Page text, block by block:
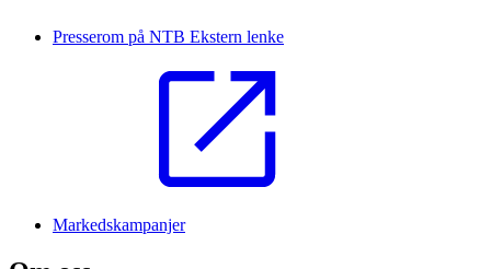
Presserom på NTB Ekstern lenke
Markedskampanjer